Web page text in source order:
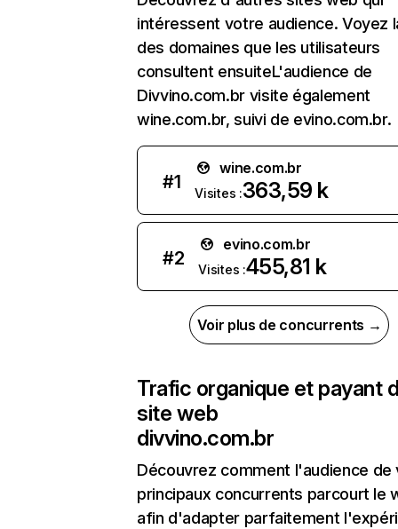
intéressent votre audience. Voyez
des domaines que les utilisateurs
consultent ensuiteL'audience de
Divvino.com.br visite également
wine.com.br, suivi de evino.com.br.
#1
wine.com.br
Visites :363,59 k
#2
evino.com.br
Visites :455,81 k
Voir plus de concurrents →
Trafic organique et payant
site web
divvino.com.br
Découvrez comment l'audience de
principaux concurrents parcourt le
afin d'adapter parfaitement